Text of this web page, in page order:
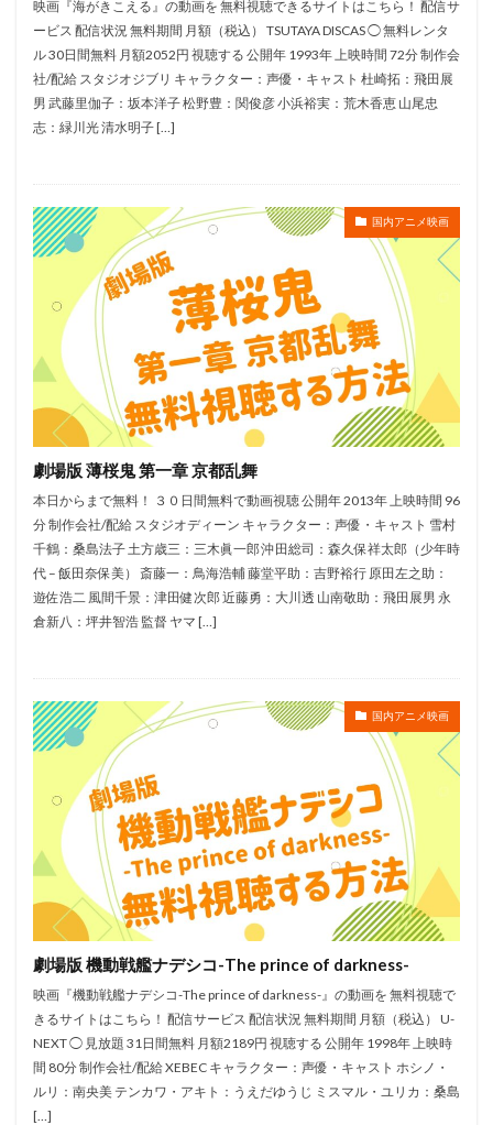
パラマウント映画
パンツェッタ・ジローラモ
パース・ピアース
ヒュー・ウェルチマン
ヒュー・ジャックマン
ビクター音楽産業（株）
ビックウエスト
ピエール・コフィン
ピクサー・アニメーション・スタジオ
ピーター・サリス
ピーター・ソーン
ピーター・ユスティノフ
ピーター・ラムジー
ピーター・ロード
ピート・ドクター
ブルースカイ・スタジオ
プラナ・アニメーション・スタジオ
パシフィック・データ・イメージズ
マンディ・ムーア
マイケル・サーマイヤー
マイケル・ソリッチ
マイケル・デュドク・ドゥ・ヴィット
マシュー・オキャラハン
マックス・チャールズ
マット・ルーカス
マッドハウス
マテル・クリエイションズ
マリングリセット
マルコ・バリチェッリ
マンガプロダクションズ
マーク・フォースター
マーザ・アニメーションプラネット
マーベラスエンターテイメント
マーヤ・ルドルフ
ミコット＆バサラ
ミシェル・ラフ
ミッキー・カーチス
ミッシェル・オスロ
ミッシェル・ドゥティユ
マイク・ミッチェル
マイク・ジャッジ
プリマ・リネア・プロダクションズ
ホアン・ジャカン
プレシディオ
プロウライト
プロジェクトチーム・アルゴス
プロダクションI.G
プロダクションアイムズ
ヘンリー・セリック
ベルナール・アラヌ
ベレニス・ベジョ
ベン・シャープスティーン
ペギー・ホームズ
ペギー葉山
ホラン千秋
マイク・ガブリエル
映画『海がきこえる』の動画を 無料視聴できるサイトはこちら！ 配信サ
ービス 配信状況 無料期間 月額（税込） TSUTAYA DISCAS ◯ 無料レンタ
ル 30日間無料 月額2052円 視聴する 公開年 1993年 上映時間 72分 制作会
社/配給 スタジオジブリ キャラクター：声優・キャスト 杜崎拓：飛田展
男 武藤里伽子：坂本洋子 松野豊：関俊彦 小浜裕実：荒木香恵 山尾忠
志：緑川光 清水明子 […]
国内アニメ映画
劇場版 薄桜鬼 第一章 京都乱舞
本日からまで無料！ ３０日間無料で動画視聴 公開年 2013年 上映時間 96
分 制作会社/配給 スタジオディーン キャラクター：声優・キャスト 雪村
千鶴：桑島法子 土方歳三：三木眞一郎 沖田総司：森久保祥太郎（少年時
代 – 飯田奈保美） 斎藤一：鳥海浩輔 藤堂平助：吉野裕行 原田左之助：
遊佐浩二 風間千景：津田健次郎 近藤勇：大川透 山南敬助：飛田展男 永
倉新八：坪井智浩 監督 ヤマ […]
国内アニメ映画
劇場版 機動戦艦ナデシコ-The prince of darkness-
映画『機動戦艦ナデシコ-The prince of darkness-』の動画を 無料視聴で
きるサイトはこちら！ 配信サービス 配信状況 無料期間 月額（税込） U-
NEXT ◯ 見放題 31日間無料 月額2189円 視聴する 公開年 1998年 上映時
間 80分 制作会社/配給 XEBEC キャラクター：声優・キャスト ホシノ・
ルリ：南央美 テンカワ・アキト：うえだゆうじ ミスマル・ユリカ：桑島
[…]